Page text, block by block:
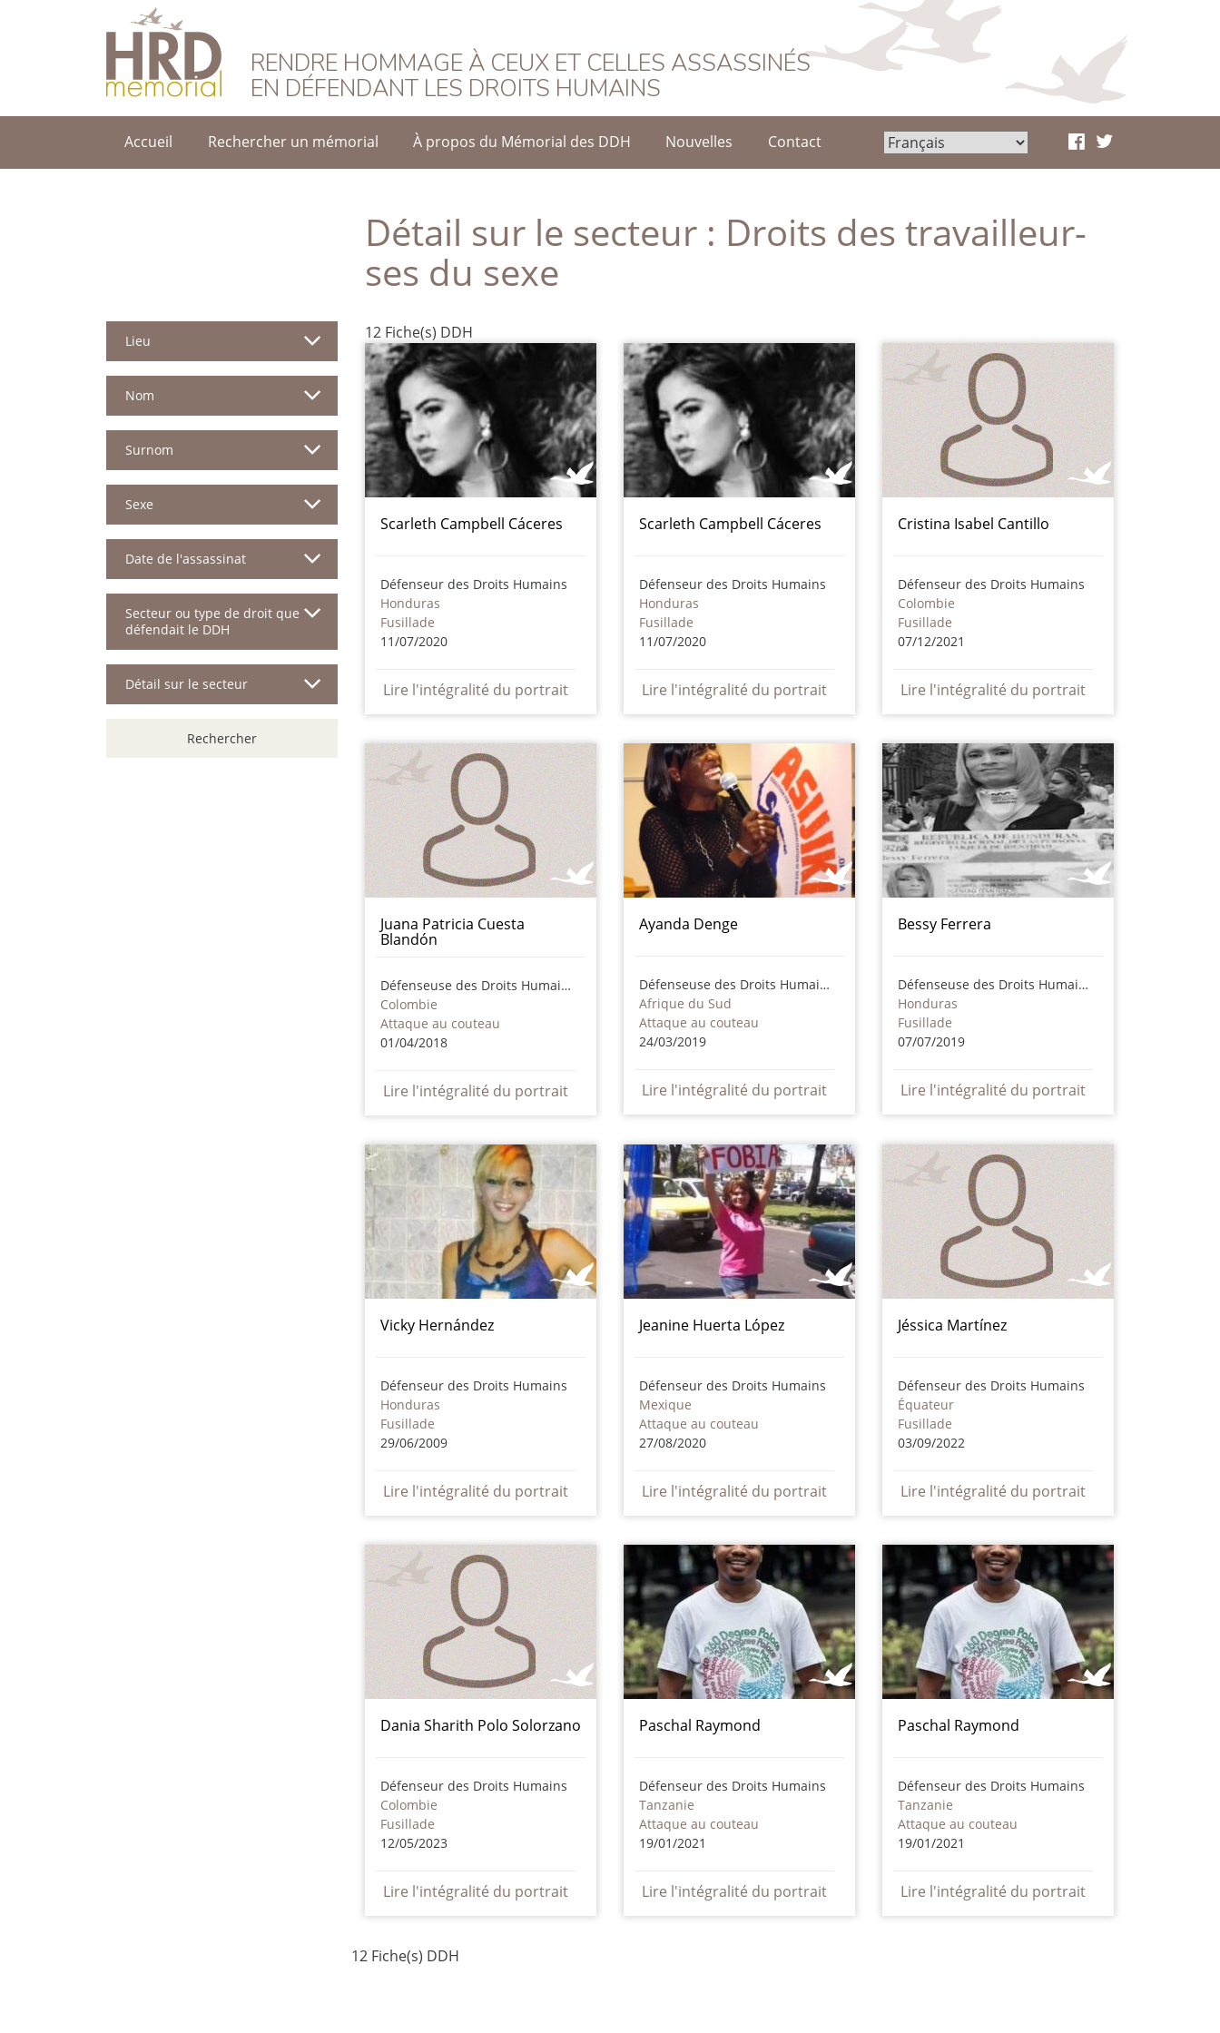
HRD Memorial – Français
RENDRE HOMMAGE À CEUX ET CELLES ASSASSINÉS
EN DÉFENDANT LES DROITS HUMAINS
Accueil Rechercher un mémorial À propos du Mémorial des DDH Nouvelles Contact
Détail sur le secteur : Droits des travailleur-
ses du sexe
Lieu
Nom
Surnom
Sexe
Date de l'assassinat
Secteur ou type de droit que
défendait le DDH
Détail sur le secteur
Rechercher
12 Fiche(s) DDH
Scarleth Campbell Cáceres
Défenseur des Droits Humains
Honduras
Fusillade
11/07/2020
Lire l'intégralité du portrait
Scarleth Campbell Cáceres
Défenseur des Droits Humains
Honduras
Fusillade
11/07/2020
Lire l'intégralité du portrait
Cristina Isabel Cantillo
Défenseur des Droits Humains
Colombie
Fusillade
07/12/2021
Lire l'intégralité du portrait
Juana Patricia Cuesta
Blandón
Défenseuse des Droits Humains
Colombie
Attaque au couteau
01/04/2018
Lire l'intégralité du portrait
Ayanda Denge
Défenseuse des Droits Humains
Afrique du Sud
Attaque au couteau
24/03/2019
Lire l'intégralité du portrait
Bessy Ferrera
Défenseuse des Droits Humains
Honduras
Fusillade
07/07/2019
Lire l'intégralité du portrait
Vicky Hernández
Défenseur des Droits Humains
Honduras
Fusillade
29/06/2009
Lire l'intégralité du portrait
Jeanine Huerta López
Défenseur des Droits Humains
Mexique
Attaque au couteau
27/08/2020
Lire l'intégralité du portrait
Jéssica Martínez
Défenseur des Droits Humains
Équateur
Fusillade
03/09/2022
Lire l'intégralité du portrait
Dania Sharith Polo Solorzano
Défenseur des Droits Humains
Colombie
Fusillade
12/05/2023
Lire l'intégralité du portrait
Paschal Raymond
Défenseur des Droits Humains
Tanzanie
Attaque au couteau
19/01/2021
Lire l'intégralité du portrait
Paschal Raymond
Défenseur des Droits Humains
Tanzanie
Attaque au couteau
19/01/2021
Lire l'intégralité du portrait
12 Fiche(s) DDH